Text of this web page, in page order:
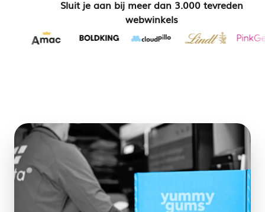
Sluit je aan bij meer dan 3.000 tevreden
webwinkels